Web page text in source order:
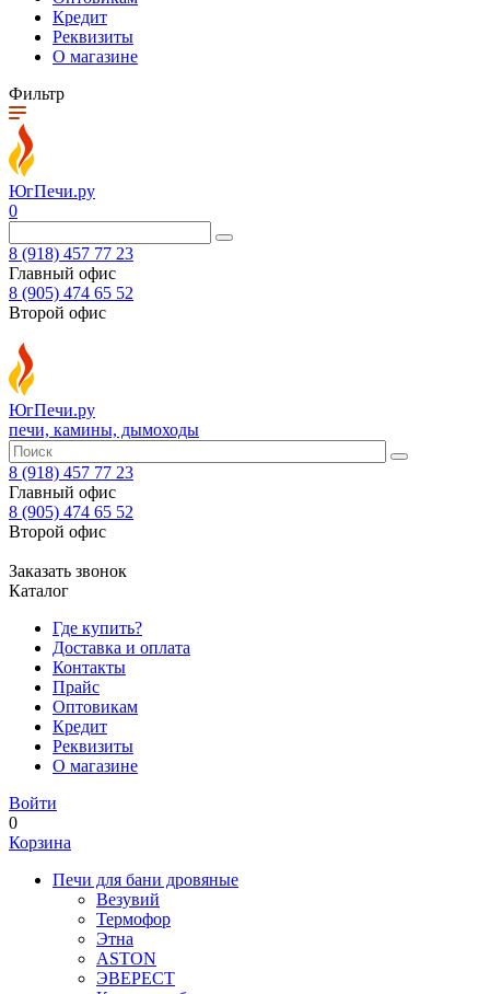
Кредит
Реквизиты
О магазине
Фильтр
ЮгПечи.ру
0
8 (918) 457 77 23
Главный офис
8 (905) 474 65 52
Второй офис
ЮгПечи.ру
печи, камины, дымоходы
8 (918) 457 77 23
Главный офис
8 (905) 474 65 52
Второй офис
Заказать звонок
Каталог
Где купить?
Доставка и оплата
Контакты
Прайс
Оптовикам
Кредит
Реквизиты
О магазине
Войти
0
Корзина
Печи для бани дровяные
Везувий
Термофор
Этна
ASTON
ЭВЕРЕСТ